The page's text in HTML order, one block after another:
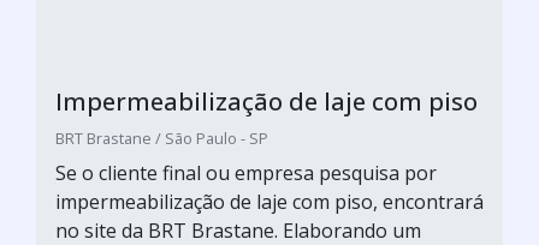
Impermeabilização de laje com piso
BRT Brastane / São Paulo - SP
Se o cliente final ou empresa pesquisa por
impermeabilização de laje com piso, encontrará
no site da BRT Brastane. Elaborando um